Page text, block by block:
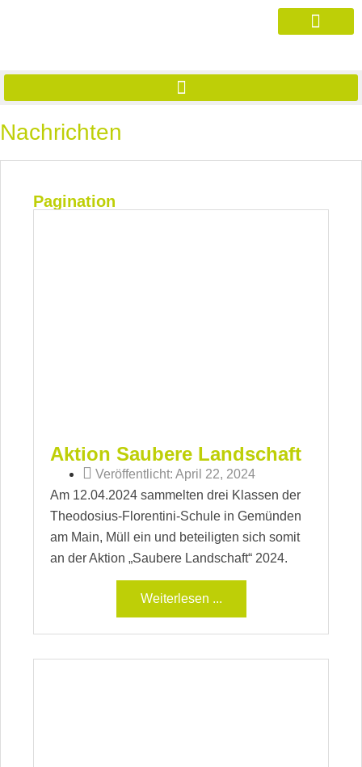
Nachrichten
Pagination
Aktion Saubere Landschaft
Veröffentlicht: April 22, 2024
Am 12.04.2024 sammelten drei Klassen der
Theodosius-Florentini-Schule in Gemünden
am Main, Müll ein und beteiligten sich somit
an der Aktion „Saubere Landschaft“ 2024.
Weiterlesen ...